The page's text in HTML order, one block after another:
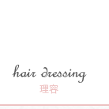
hair dressing